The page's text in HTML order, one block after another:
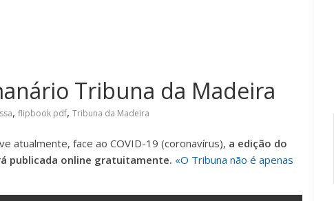
Tribuna da Madeira
, flipbook pdf, Tribuna da Madeira
atualmente, face ao COVID-19 (coronavírus), a edição do
publicada online gratuitamente. «O Tribuna não é apenas